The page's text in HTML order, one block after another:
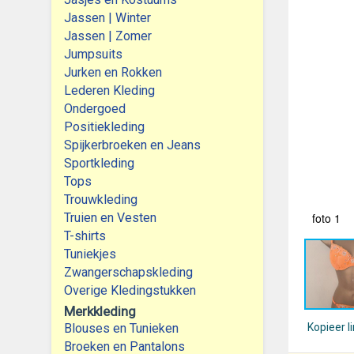
Jassen | Winter
Jassen | Zomer
Jumpsuits
Jurken en Rokken
Lederen Kleding
Ondergoed
Positiekleding
Spijkerbroeken en Jeans
Sportkleding
Tops
Trouwkleding
Truien en Vesten
T-shirts
Tuniekjes
Zwangerschapskleding
Overige Kledingstukken
Merkkleding
Blouses en Tunieken
Broeken en Pantalons
foto 1
Kopieer